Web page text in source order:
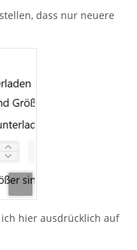
dass nur neuere
hier ausdrücklich auf